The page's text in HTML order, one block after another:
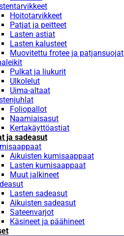
Hoitotarvikkeet
Patjat ja peitteet
Lasten astiat
Lasten kalusteet
Muovitettu frotee ja patjansuojat
Pulkat ja liukurit
Ulkolelut
Uima-altaat
Foliopallot
Naamiaisasut
Kertakäyttöastiat
ja sadeasut
Aikuisten kumisaappaat
Lasten kumisaappaat
Muut jalkineet
Lasten sadeasut
Aikuisten sadeasut
Sateenvarjot
Käsineet ja päähineet